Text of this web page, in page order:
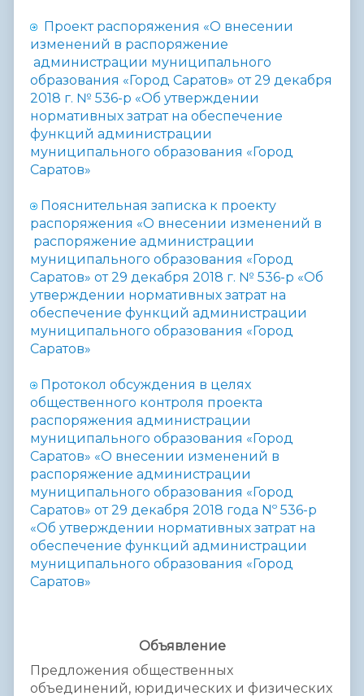
Проект распоряжения «О внесении
изменений в распоряжение
администрации муниципального
образования «Город Саратов» от 29 декабря
2018 г. № 536-р «Об утверждении
нормативных затрат на обеспечение
функций администрации
муниципального образования «Город
Саратов»
Пояснительная записка к проекту
распоряжения «О внесении изменений в
распоряжение администрации
муниципального образования «Город
Саратов» от 29 декабря 2018 г. № 536-р «Об
утверждении нормативных затрат на
обеспечение функций администрации
муниципального образования «Город
Саратов»
Протокол обсуждения в целях
общественного контроля проекта
распоряжения администрации
муниципального образования «Город
Саратов» «О внесении изменений в
распоряжение администрации
муниципального образования «Город
Саратов» от 29 декабря 2018 года Nº 536-р
«Об утверждении нормативных затрат на
обеспечение функций администрации
муниципального образования «Город
Саратов»
Объявление
Предложения общественных
объединений, юридических и физических